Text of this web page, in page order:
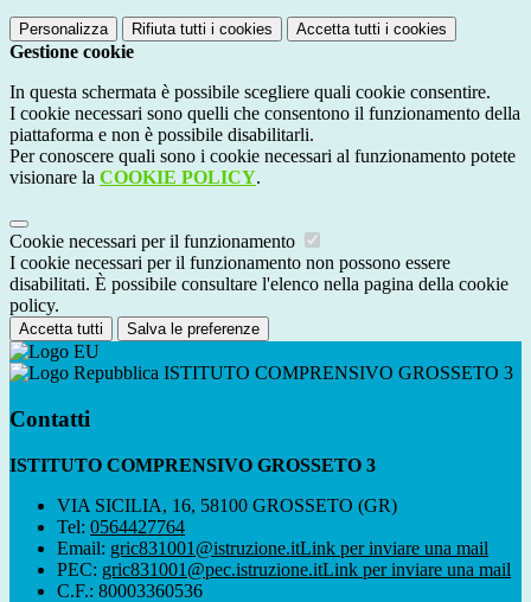
Personalizza Rifiuta tutti i cookies Accetta tutti i cookies
Gestione cookie
In questa schermata è possibile scegliere quali cookie consentire.
I cookie necessari sono quelli che consentono il funzionamento della
piattaforma e non è possibile disabilitarli.
Per conoscere quali sono i cookie necessari al funzionamento potete
visionare la COOKIE POLICY.
Cookie necessari per il funzionamento
I cookie necessari per il funzionamento non possono essere
disabilitati. È possibile consultare l'elenco nella pagina della cookie
policy.
Accetta tutti Salva le preferenze
ISTITUTO COMPRENSIVO GROSSETO 3
Contatti
ISTITUTO COMPRENSIVO GROSSETO 3
VIA SICILIA, 16, 58100 GROSSETO (GR)
Tel: 0564427764
Email: gric831001@istruzione.itLink per inviare una mail
PEC: gric831001@pec.istruzione.itLink per inviare una mail
C.F.: 80003360536